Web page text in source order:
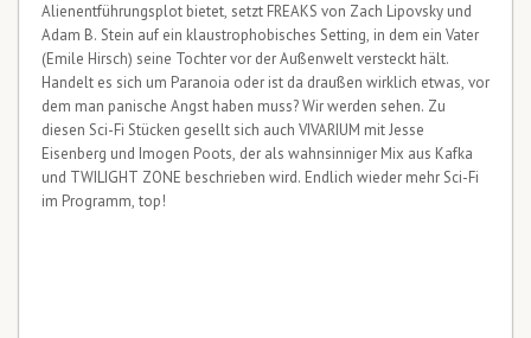
Alienentführungsplot bietet, setzt FREAKS von Zach Lipovsky und
Adam B. Stein auf ein klaustrophobisches Setting, in dem ein Vater
(Emile Hirsch) seine Tochter vor der Außenwelt versteckt hält.
Handelt es sich um Paranoia oder ist da draußen wirklich etwas, vor
dem man panische Angst haben muss? Wir werden sehen. Zu
diesen Sci-Fi Stücken gesellt sich auch VIVARIUM mit Jesse
Eisenberg und Imogen Poots, der als wahnsinniger Mix aus Kafka
und TWILIGHT ZONE beschrieben wird. Endlich wieder mehr Sci-Fi
im Programm, top!